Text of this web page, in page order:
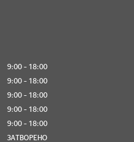
9:00 – 18:00
9:00 – 18:00
9:00 – 18:00
9:00 – 18:00
9:00 – 18:00
ЗАТВОРЕНО